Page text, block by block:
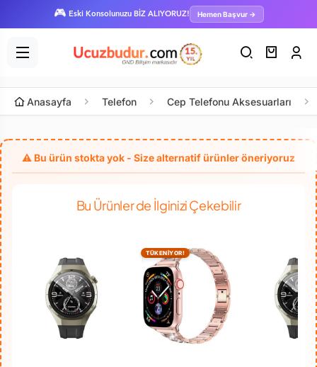
🎮 Eski Konsolunuzu BİZ ALIYORUZ! Hemen Başvur →
Anasayfa Telefon Cep Telefonu Aksesuarları
Bu Ürünler de İlginizi Çekebilir
TÜKENİYOR!